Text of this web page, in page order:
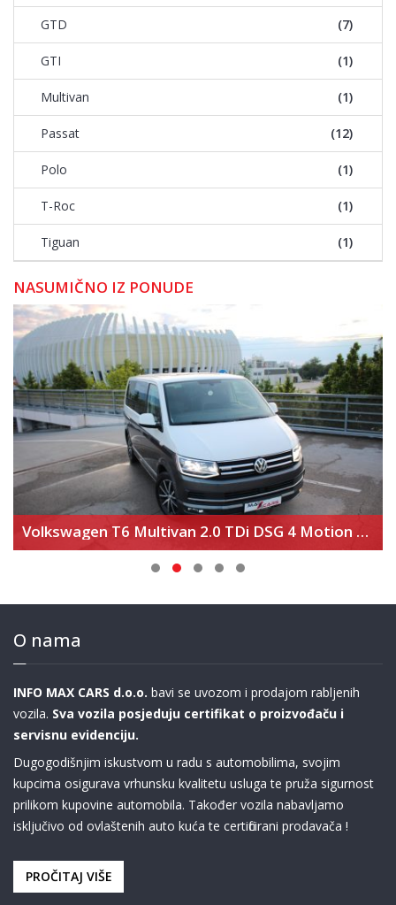
GTD (7)
GTI (1)
Multivan (1)
Passat (12)
Polo (1)
T-Roc (1)
Tiguan (1)
NASUMIČNO IZ PONUDE
Volkswagen T6 Multivan 2.0 TDi DSG 4 Motion Highline
O nama
INFO MAX CARS d.o.o. bavi se uvozom i prodajom rabljenih
vozila. Sva vozila posjeduju certifikat o proizvođaču i
servisnu evidenciju.
Dugogodišnjim iskustvom u radu s automobilima, svojim
kupcima osigurava vrhunsku kvalitetu usluga te pruža sigurnost
prilikom kupovine automobila. Također vozila nabavljamo
isključivo od ovlaštenih auto kuća te certificirani prodavača !
PROČITAJ VIŠE